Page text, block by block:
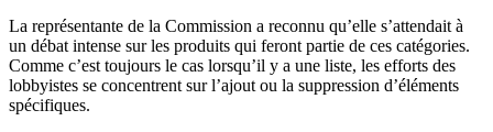
La représentante de la Commission a reconnu qu’elle s’attendait à
un débat intense sur les produits qui feront partie de ces catégories.
Comme c’est toujours le cas lorsqu’il y a une liste, les efforts des
lobbyistes se concentrent sur l’ajout ou la suppression d’éléments
spécifiques.